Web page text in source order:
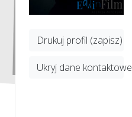
Drukuj profil (zapisz)
Ukryj dane kontaktowe